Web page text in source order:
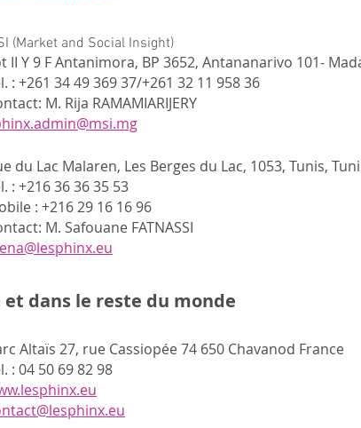
(Market and Social Insight)
II Y 9 F Antanimora, BP 3652, Antananarivo 101-
: +261 34 49 369 37/+261 32 11 958 36
M. Rija RAMAMIARIJERY
du Lac Malaren, Les Berges du Lac, 1053, Tunis,
: +216 36 36 35 53
: +216 29 16 16 96
M. Safouane FATNASSI
dans le reste du monde
Altaïs 27, rue Cassiopée 74 650 Chavanod France
: 04 50 69 82 98